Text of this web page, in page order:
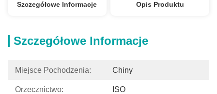
Szczegółowe Informacje Opis Produktu
Szczegółowe Informacje
Miejsce Pochodzenia: Chiny
Orzecznictwo: ISO